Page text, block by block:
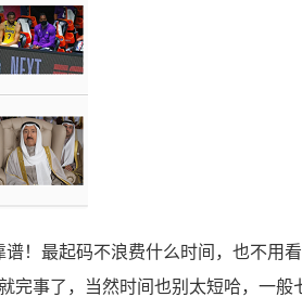
！最起码不浪费什么时间，也不用
完事了，当然时间也别太短哈，一般